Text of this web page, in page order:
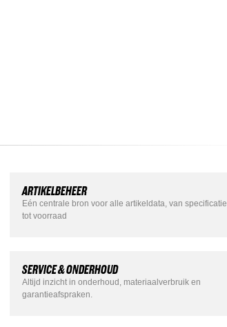
ARTIKELBEHEER
Eén centrale bron voor alle artikeldata, van specificatie
tot voorraad
SERVICE & ONDERHOUD
Altijd inzicht in onderhoud, materiaalverbruik en
garantieafspraken.